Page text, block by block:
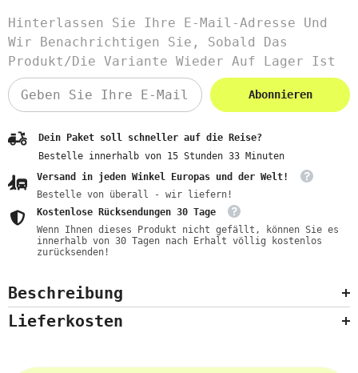
Hinterlassen Sie Ihre E-Mail-Adresse Und
Wir Benachrichtigen Sie, Sobald Das
Produkt/die Variante Wieder Auf Lager Ist
Abonnieren
Dein Paket soll schneller auf die Reise?
Bestelle innerhalb von 15 Stunden 32 Minuten
Versand in jeden Winkel Europas und der Welt!
Bestelle von überall - wir liefern!
Kostenlose Rücksendungen 30 Tage
Wenn Ihnen dieses Produkt nicht gefällt, können Sie es
innerhalb von 30 Tagen nach Erhalt völlig kostenlos
zurücksenden!
Beschreibung
Lieferkosten